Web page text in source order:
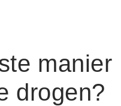
manier
drogen?